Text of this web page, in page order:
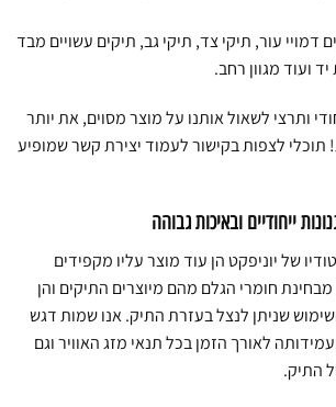
דמויי עור, תיקי צד, תיקי גב, תיקים עשויים מבד
ועוד מגוון רחב.
ותרצי לשאול אותנו על מוצר מסוים, את יותר
לצפות בקישור לעמוד יצירת קשר שמופיע
ייחודיים ובאיכות גבוהה
של יוניפקט הן עוד מוצר עליו מקפידים
חומרי הגלם מהם מיוצרים התיקים והן
שניתן לנצל בעזרת התיק. אנו שמות דגש
לאורך הזמן בכל תנאי מזג האוויר וגם
התיק.